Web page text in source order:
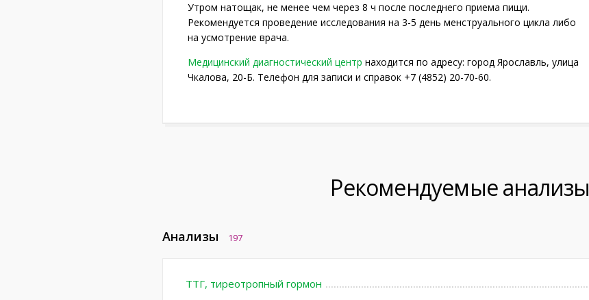
Утром натощак, не менее чем через 8 ч после последнего приема пищи.
Рекомендуется проведение исследования на 3-5 день менструального цикла либо
на усмотрение врача.
Медицинский диагностический центр находится по адресу: город Ярославль, улица
Чкалова, 20-Б. Телефон для записи и справок +7 (4852) 20-70-60.
Рекомендуемые анализы
Анализы 197
ТТГ, тиреотропный гормон